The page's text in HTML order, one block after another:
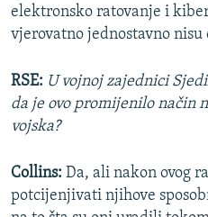
elektronsko ratovanje i
vjerovatno jednostavno nisu
RSE: U vojnoj zajednici
da je ovo promijenilo način
vojska?
Collins: Da, ali nakon ovog
potcijenjivati njihove